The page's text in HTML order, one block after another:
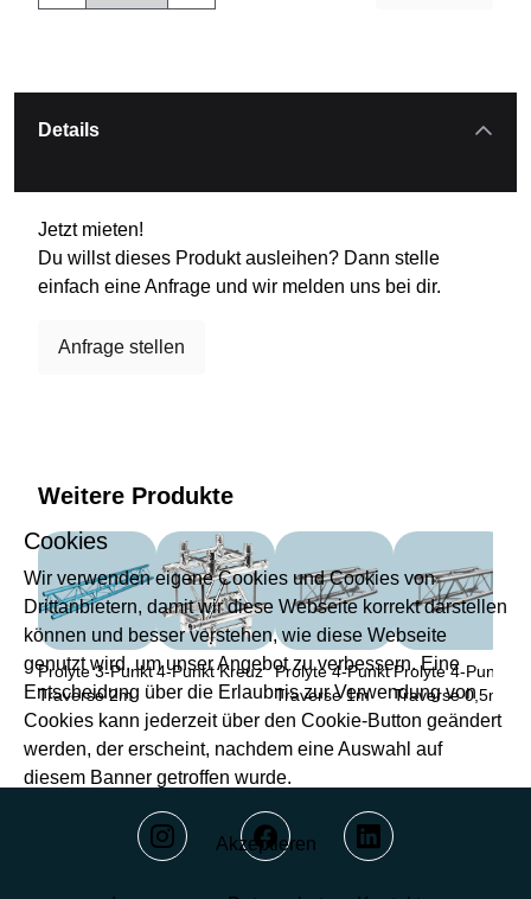
Cookies
Wir verwenden eigene Cookies und Cookies von
Drittanbietern, damit wir diese Webseite korrekt darstellen
können und besser verstehen, wie diese Webseite
genutzt wird, um unser Angebot zu verbessern. Eine
Entscheidung über die Erlaubnis zur Verwendung von
Cookies kann jederzeit über den Cookie-Button geändert
werden, der erscheint, nachdem eine Auswahl auf
diesem Banner getroffen wurde.
Akzeptieren
Details
Jetzt mieten!
Du willst dieses Produkt ausleihen? Dann stelle
einfach eine Anfrage und wir melden uns bei dir.
Anfrage stellen
Weitere Produkte
Prolyte 3-Punkt
Traverse 2m
4-Punkt Kreuz
Prolyte 4-Punkt
Traverse 1m
Prolyte 4-Punkt
Traverse 0,5m